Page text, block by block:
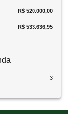
R$ 520.000,00
R$ 533.636,95
3